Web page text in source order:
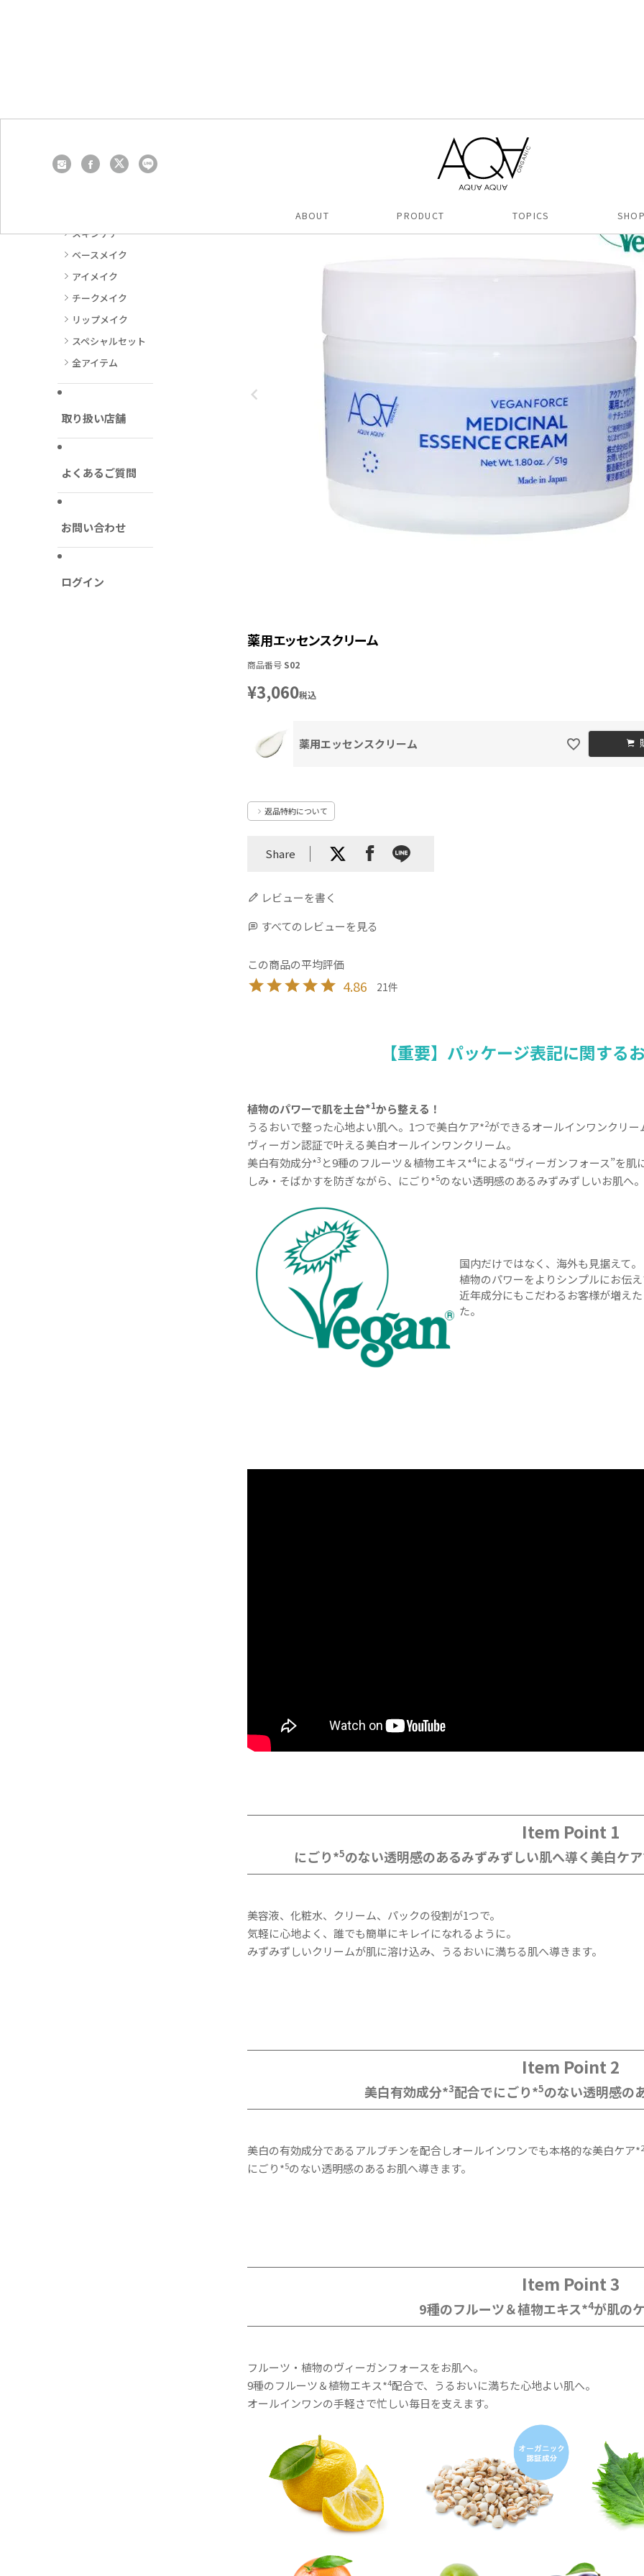
ABOUT PRODUCT TOPICS
スキンケア
ベースメイク
アイメイク
チークメイク
リップメイク
スペシャルセット
全アイテム
取り扱い店舗
よくあるご質問
お問い合わせ
ログイン
薬用エッセンスクリーム
商品番号 S02
¥3,060税込
薬用エッセンスクリーム
返品特約について
Share
4.86 21
すべてのレビューを見る
レビューを書く
【重要】パッケージ表記に関する
植物のパワーで肌を土台*1から整える！
うるおいで整った心地よい肌へ。1つで美白ケア*2ができるオールインワンクリー
ヴィーガン認証で叶える美白オールインワンクリーム。
美白有効成分*3 と9種のフルーツ＆植物エキス*4による“ヴィーガンフォース”を肌
しみ・そばかすを防ぎながら、にごり*5のない透明感のあるみずみずしいお肌へ。
国内だけではなく、海外も見据えて。
植物のパワーをよりシンプルにお伝
近年成分にもこだわるお客様が増え
た。
Item Point 1
にごり*5のない透明感のあるみずみずしい肌へ導く美白ケ
美容液、化粧水、クリーム、パックの役割が1つで。
気軽に心地よく、誰でも簡単にキレイになれるように。
みずみずしいクリームが肌に溶け込み、うるおいに満ちる肌へ導きます。
Item Point 2
美白有効成分*3配合でにごり*5のない透明感の
美白の有効成分であるアルブチンを配合しオールインワンでも本格的な美白ケア*2
にごり*5のない透明感のあるお肌へ導きます。
Item Point 3
9種のフルーツ＆植物エキス*4が肌の
フルーツ・植物のヴィーガンフォースをお肌へ。
9種のフルーツ＆植物エキス*4配合で、うるおいに満ちた心地よい肌へ。
オールインワンの手軽さで忙しい毎日を支えます。